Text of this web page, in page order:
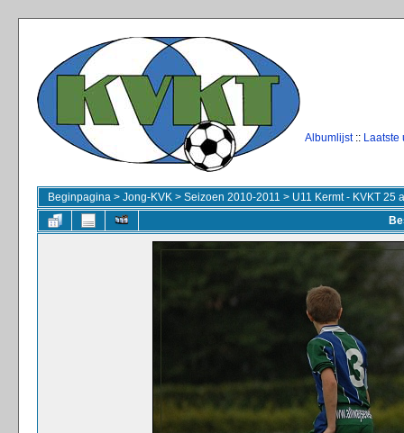
Albumlijst:: Laatste
Beginpagina > Jong-KVK > Seizoen 2010-2011 > U11 Kermt - KVKT 25